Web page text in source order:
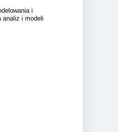
i
analiz i modeli